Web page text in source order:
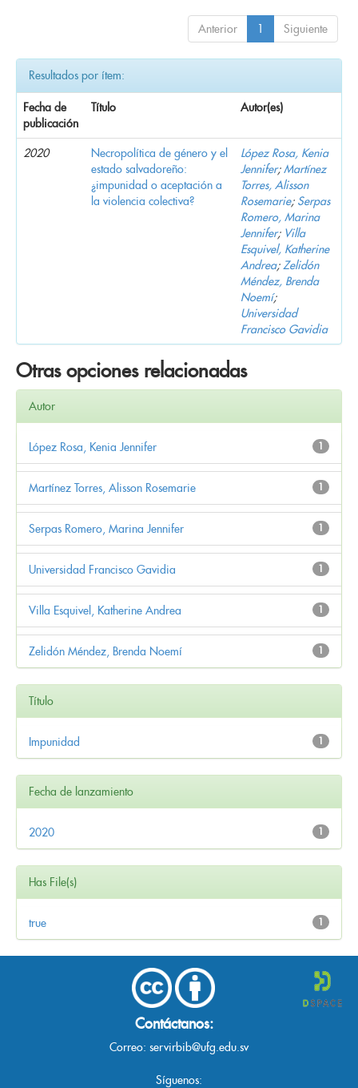
Anterior 1 Siguiente
Resultados por ítem:
Fecha de
publicación
Título Autor(es)
2020
Necropolítica de género y el
estado salvadoreño:
¿impunidad o aceptación a
la violencia colectiva?
López Rosa, Kenia
Jennifer;Martínez
Torres, Alisson
Rosemarie; Serpas
Romero, Marina
Jennifer; Villa
Esquivel, Katherine
Andrea; Zelidón
Méndez, Brenda
Noemí;
Universidad
Francisco Gavidia
Otras opciones relacionadas
Autor
1
López Rosa, Kenia Jennifer
1
Martínez Torres, Alisson Rosemarie
1
Serpas Romero, Marina Jennifer
1
Universidad Francisco Gavidia
1
Villa Esquivel, Katherine Andrea
1
Zelidón Méndez, Brenda Noemí
Título
1
Impunidad
Fecha de lanzamiento
1
2020
Has File(s)
1
true
Contáctanos:
Correo: servirbib@ufg.edu.sv
Síguenos: